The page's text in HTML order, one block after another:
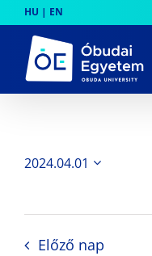
to
content
HU | EN
2024.04.01
Előző nap